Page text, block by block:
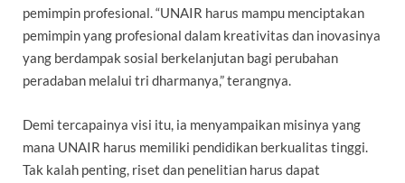
pemimpin profesional. “UNAIR harus mampu menciptakan
pemimpin yang profesional dalam kreativitas dan inovasinya
yang berdampak sosial berkelanjutan bagi perubahan
peradaban melalui tri dharmanya,” terangnya.
Demi tercapainya visi itu, ia menyampaikan misinya yang
mana UNAIR harus memiliki pendidikan berkualitas tinggi.
Tak kalah penting, riset dan penelitian harus dapat